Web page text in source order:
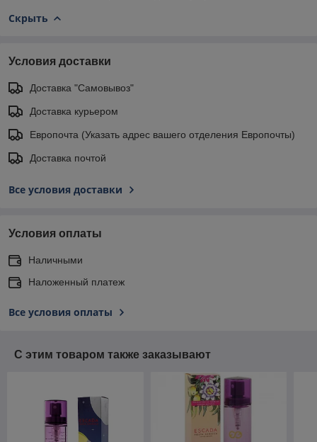
Скрыть
Условия доставки
Доставка "Самовывоз"
Доставка курьером
Европочта (Указать адрес вашего отделения Европочты)
Доставка почтой
Все условия доставки
Условия оплаты
Наличными
Наложенный платеж
Все условия оплаты
С этим товаром также заказывают